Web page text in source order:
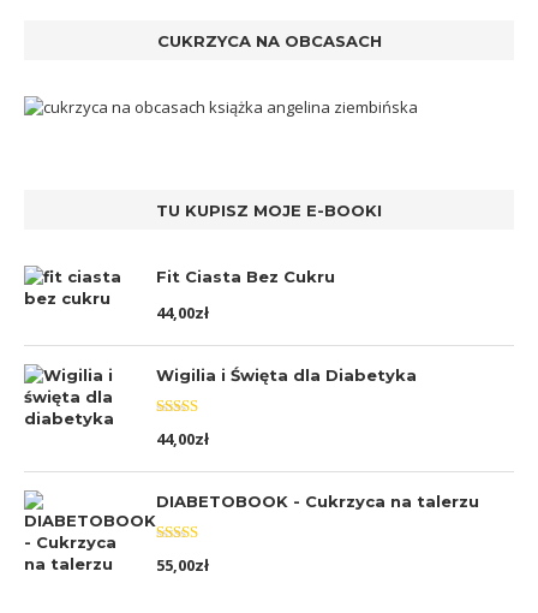
CUKRZYCA NA OBCASACH
TU KUPISZ MOJE E-BOOKI
Fit Ciasta Bez Cukru
44,00zł
Wigilia i Święta dla Diabetyka
Oceniono
5.00na 5
44,00zł
DIABETOBOOK - Cukrzyca na talerzu
Oceniono
5.00na 5
55,00zł